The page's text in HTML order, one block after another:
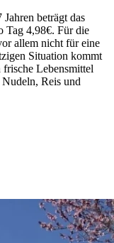
beträgt das
Tag 4,98€. Für die
allem nicht für eine
Situation kommt
frische Lebensmittel
Reis und